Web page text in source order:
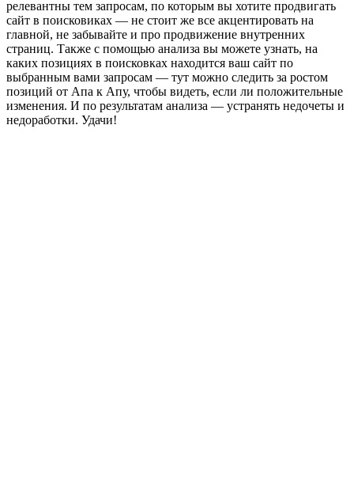
релевантны тем запросам, по которым вы хотите продвигать
сайт в поисковиках — не стоит же все акцентировать на
главной, не забывайте и про продвижение внутренних
страниц. Также с помощью анализа вы можете узнать, на
каких позициях в поисковках находится ваш сайт по
выбранным вами запросам — тут можно следить за ростом
позиций от Апа к Апу, чтобы видеть, если ли положительные
изменения. И по результатам анализа — устранять недочеты и
недоработки. Удачи!